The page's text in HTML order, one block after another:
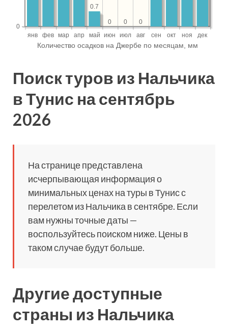
Поиск туров из Нальчика
в Тунис на сентябрь
2026
На странице представлена
исчерпывающая информация о
минимальных ценах на туры в Тунис с
перелетом из Нальчика в сентябре. Если
вам нужны точные даты —
воспользуйтесь поиском ниже. Цены в
таком случае будут больше.
Другие доступные
страны из Нальчика